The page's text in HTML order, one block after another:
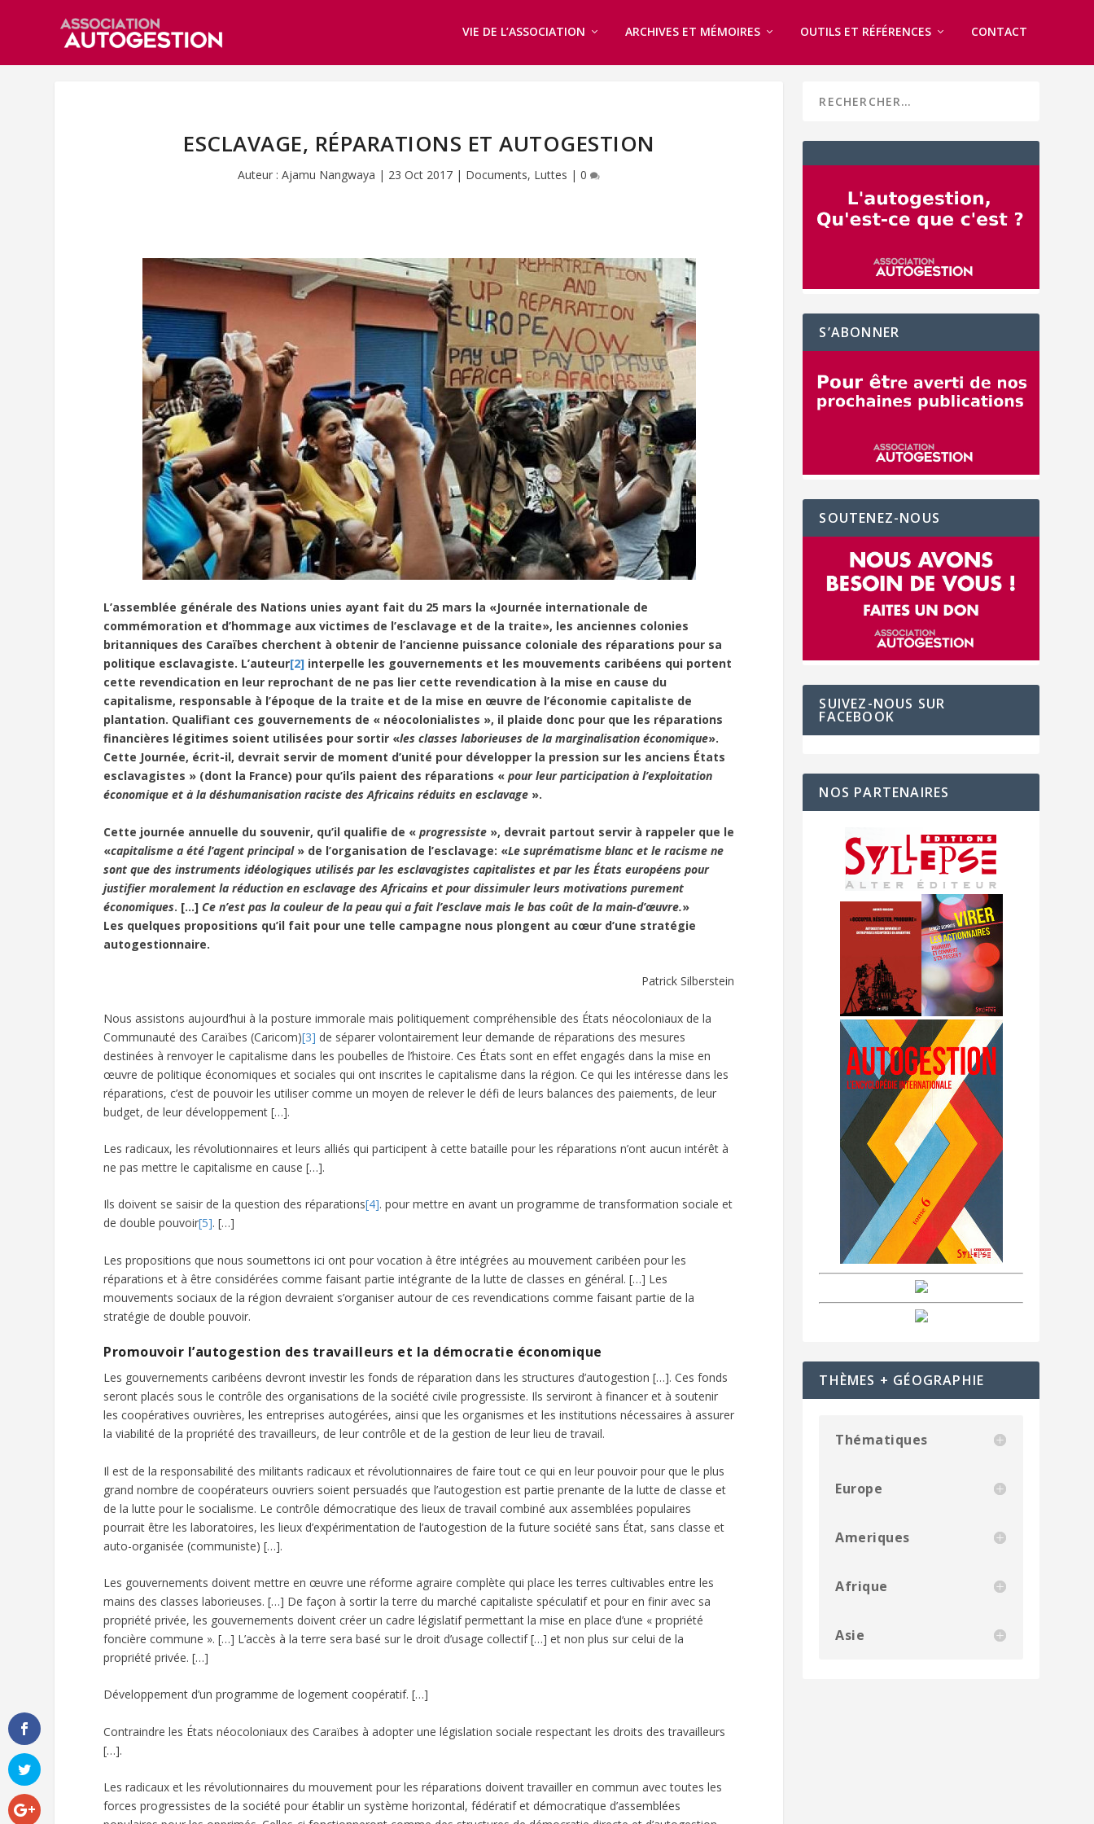
VIE DE L’ASSOCIATION ARCHIVES ET MÉMOIRES OUTILS ET RÉFÉRENCES CONTACT
ESCLAVAGE, RÉPARATIONS ET AUTOGESTION
Auteur :Ajamu Nangwaya | 23 Oct 2017 | Documents, Luttes |0
L’assemblée générale des Nations unies ayant fait du 25 mars la «Journée internationale de
commémoration et d’hommage aux victimes de l’esclavage et de la traite», les anciennes colonies
britanniques des Caraïbes cherchent à obtenir de l’ancienne puissance coloniale des réparations pour sa
politique esclavagiste. L’auteur[2] interpelle les gouvernements et les mouvements caribéens qui portent
cette revendication en leur reprochant de ne pas lier cette revendication à la mise en cause du
capitalisme, responsable à l’époque de la traite et de la mise en œuvre de l’économie capitaliste de
plantation. Qualifiant ces gouvernements de « néocolonialistes », il plaide donc pour que les réparations
financières légitimes soient utilisées pour sortir «les classes laborieuses de la marginalisation économique».
Cette Journée, écrit-il, devrait servir de moment d’unité pour développer la pression sur les anciens États
esclavagistes » (dont la France) pour qu’ils paient des réparations «pour leur participation à l’exploitation
économique et à la déshumanisation raciste des Africains réduits en esclavage ».
Cette journée annuelle du souvenir, qu’il qualifie de «progressiste », devrait partout servir à rappeler que le
«capitalisme a été l’agent principal» de l’organisation de l’esclavage: «Le suprématisme blanc et le racisme ne
sont que des instruments idéologiques utilisés par les esclavagistes capitalistes et par les États européens pour
justifier moralement la réduction en esclavage des Africains et pour dissimuler leurs motivations purement
économiques. […] Ce n’est pas la couleur de la peau qui a fait l’esclave mais le bas coût de la main-d’œuvre.»
Les quelques propositions qu’il fait pour une telle campagne nous plongent au cœur d’une stratégie
autogestionnaire.
Patrick Silberstein
Nous assistons aujourd’hui à la posture immorale mais politiquement compréhensible des États néocoloniaux de la
Communauté des Caraïbes (Caricom)[3] de séparer volontairement leur demande de réparations des mesures
destinées à renvoyer le capitalisme dans les poubelles de l’histoire. Ces États sont en effet engagés dans la mise en
œuvre de politique économiques et sociales qui ont inscrites le capitalisme dans la région. Ce qui les intéresse dans les
réparations, c’est de pouvoir les utiliser comme un moyen de relever le défi de leurs balances des paiements, de leur
budget, de leur développement […].
Les radicaux, les révolutionnaires et leurs alliés qui participent à cette bataille pour les réparations n’ont aucun intérêt à
ne pas mettre le capitalisme en cause […].
Ils doivent se saisir de la question des réparations[4]. pour mettre en avant un programme de transformation sociale et
de double pouvoir[5]. […]
Les propositions que nous soumettons ici ont pour vocation à être intégrées au mouvement caribéen pour les
réparations et à être considérées comme faisant partie intégrante de la lutte de classes en général. […] Les
mouvements sociaux de la région devraient s’organiser autour de ces revendications comme faisant partie de la
stratégie de double pouvoir.
Promouvoir l’autogestion des travailleurs et la démocratie économique
Les gouvernements caribéens devront investir les fonds de réparation dans les structures d’autogestion […]. Ces fonds
seront placés sous le contrôle des organisations de la société civile progressiste. Ils serviront à financer et à soutenir
les coopératives ouvrières, les entreprises autogérées, ainsi que les organismes et les institutions nécessaires à assurer
la viabilité de la propriété des travailleurs, de leur contrôle et de la gestion de leur lieu de travail.
Il est de la responsabilité des militants radicaux et révolutionnaires de faire tout ce qui en leur pouvoir pour que le plus
grand nombre de coopérateurs ouvriers soient persuadés que l’autogestion est partie prenante de la lutte de classe et
de la lutte pour le socialisme. Le contrôle démocratique des lieux de travail combiné aux assemblées populaires
pourrait être les laboratoires, les lieux d’expérimentation de l’autogestion de la future société sans État, sans classe et
auto-organisée (communiste) […].
Les gouvernements doivent mettre en œuvre une réforme agraire complète qui place les terres cultivables entre les
mains des classes laborieuses. […] De façon à sortir la terre du marché capitaliste spéculatif et pour en finir avec sa
propriété privée, les gouvernements doivent créer un cadre législatif permettant la mise en place d’une « propriété
foncière commune ». […] L’accès à la terre sera basé sur le droit d’usage collectif […] et non plus sur celui de la
propriété privée. […]
Développement d’un programme de logement coopératif. […]
Contraindre les États néocoloniaux des Caraïbes à adopter une législation sociale respectant les droits des travailleurs
[…].
Les radicaux et les révolutionnaires du mouvement pour les réparations doivent travailler en commun avec toutes les
forces progressistes de la société pour établir un système horizontal, fédératif et démocratique d’assemblées
S’ABONNER
SOUTENEZ-NOUS
SUIVEZ-NOUS SUR
FACEBOOK
NOS PARTENAIRES
THÈMES + GÉOGRAPHIE
Thématiques
Europe
Ameriques
Afrique
Asie